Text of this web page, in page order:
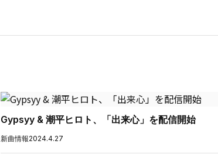
Gypsyy & 潮平ヒロト、「出来心」を配信開始
新曲情報2024.4.27